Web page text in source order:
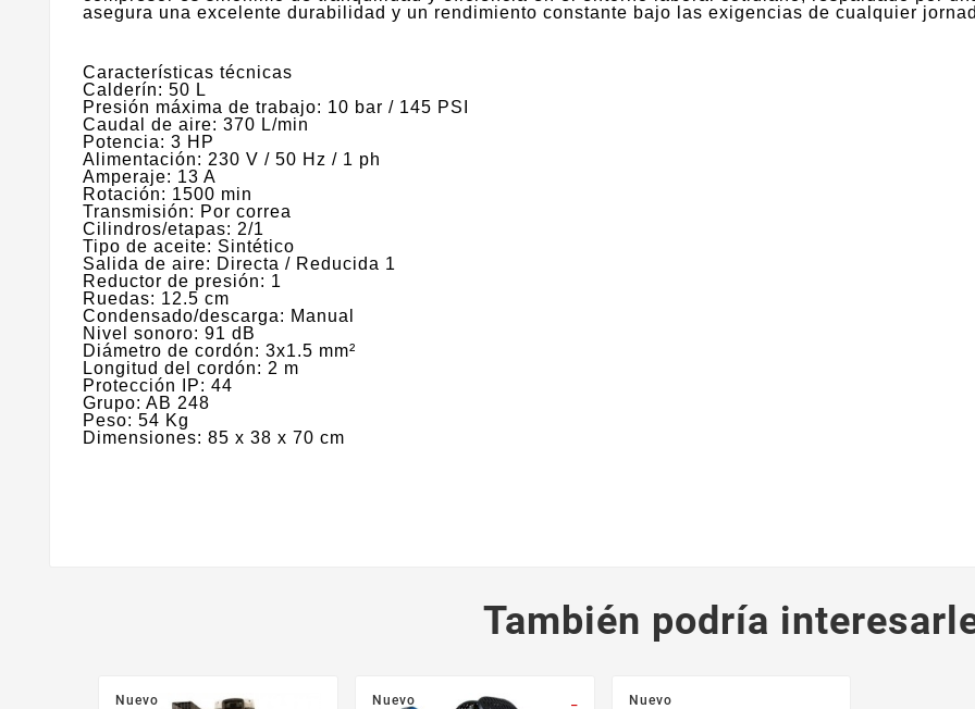
asegura una excelente durabilidad y un rendimiento constante bajo las exigencias de cualquier
Características técnicas
​Calderín: 50 L
Presión máxima de trabajo: 10 bar / 145 PSI
Caudal de aire: 370 L/min
Potencia: 3 HP
Alimentación: 230 V / 50 Hz / 1 ph
Amperaje: 13 A
Rotación: 1500 min
Transmisión: Por correa
Cilindros/etapas: 2/1
Tipo de aceite: Sintético
Salida de aire: Directa / Reducida 1
Reductor de presión: 1
Ruedas: 12.5 cm
Condensado/descarga: Manual
Nivel sonoro: 91 dB
Diámetro de cordón: 3x1.5 mm²
Longitud del cordón: 2 m
Protección IP: 44
Grupo: AB 248
Peso: 54 Kg
Dimensiones: 85 x 38 x 70 cm
También podría
Nuevo Nuevo Nuevo